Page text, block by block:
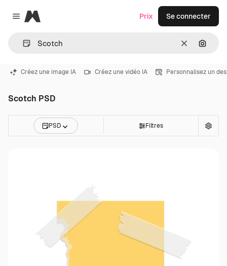
Close menu
Magnific
Effacer
Prix Se connecter
Créez une image IA Créez une vidéo IA Personnalisez un
Scotch PSD
PSD Filtres